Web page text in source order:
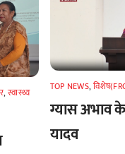
,स्वास्थ्य TOP NEWS,
ग्यास अभाव
यादव